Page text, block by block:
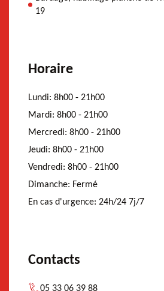
19
Horaire
Lundi: 8h00 - 21h00
Mardi: 8h00 - 21h00
Mercredi: 8h00 - 21h00
Jeudi: 8h00 - 21h00
Vendredi: 8h00 - 21h00
Dimanche: Fermé
En cas d'urgence: 24h/24 7j/7
Contacts
05 33 06 39 88